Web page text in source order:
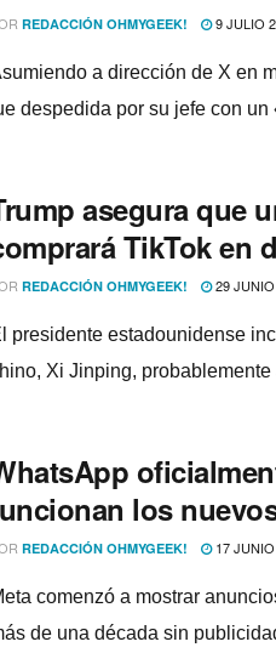
REDACCIÓN OHMYGEEK! 9 JULIO
a dirección de X en
despedida por su jefe con
asegura que
TikTok en
REDACCIÓN OHMYGEEK! 29
presidente estadounidense
Xi Jinping,
los
REDACCIÓN OHMYGEEK! 17
comenzó a mostrar
de una década sin